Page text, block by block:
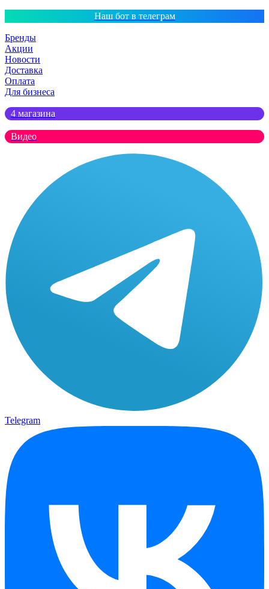
Наш бот в телеграм
Бренды
Акции
Новости
Доставка
Оплата
Для бизнеса
4 магазина
Видео
Telegram